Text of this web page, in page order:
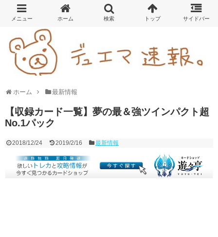
ホーム 最新情報
【収録カード一覧】夢の最＆強ツインパクト超
No.1パック
2018/12/24 2019/2/16 最新情報